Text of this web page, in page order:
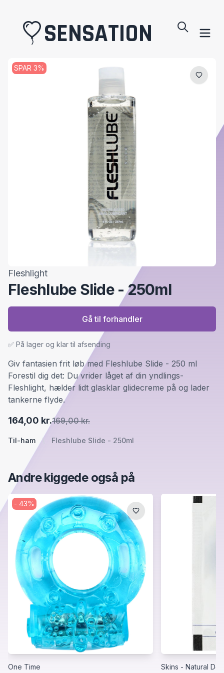
SENSATION
Fleshlight
Fleshlube Slide - 250ml
Til-ham Fleshlube Slide - 250ml
164,00 kr.169,00 kr.
Giv fantasien frit løb med Fleshlube Slide - 250 ml
Forestil dig det: Du vrider låget af din yndlings-
Fleshlight, hælder lidt glasklar glidecreme på og lader
tankerne flyde.
✅ På lager og klar til afsending
Gå til forhandler
SPAR 3%
Andre kiggede også på
- 43%
One Time Skins - Natural